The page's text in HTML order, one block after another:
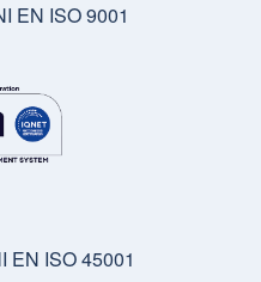
EN ISO 9001
EN ISO 45001